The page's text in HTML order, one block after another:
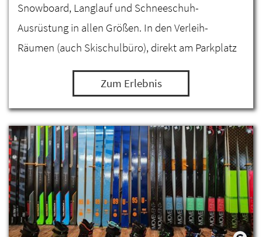
Snowboard, Langlauf und Schneeschuh-
Ausrüstung in allen Größen. In den Verleih-
Räumen (auch Skischulbüro), direkt am Parkplatz
der Alpspitzbahn, werden Sie pistennah und auf
technisch neuestem Stand…
Zum Erlebnis